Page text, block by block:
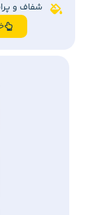
شفاف و